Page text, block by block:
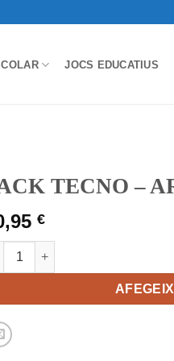
JOCS EDUCATIUS
TECNO –
€
de PACK TECNO -